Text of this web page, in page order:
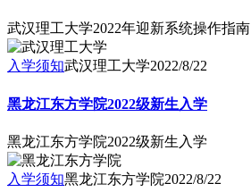
武汉理工大学2022年迎新系统操作指南
入学须知武汉理工大学2022/8/22
黑龙江东方学院2022级新生入学
黑龙江东方学院2022级新生入学
入学须知黑龙江东方学院2022/8/22